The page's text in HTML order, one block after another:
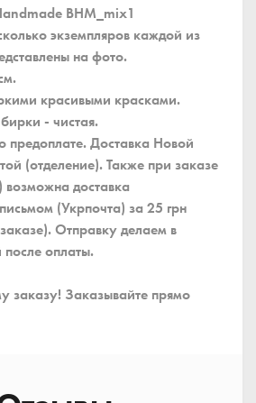
BHM_mix1
экземпляров каждой из
на фото.
красивыми красками.
- чистая.
предоплате. Доставка Новой
(отделение). Также при заказе
доставка
(Укрпочта) за 25 грн
Отправку делаем в
оплаты.
заказу! Заказывайте прямо